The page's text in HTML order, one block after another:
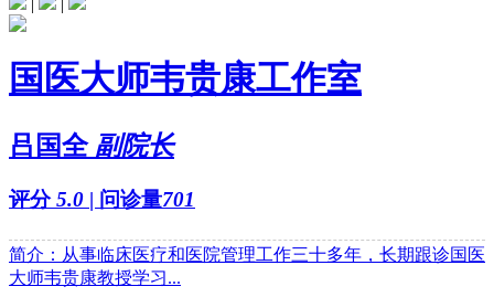
国医大师韦贵康工作室
吕国全 副院长
评分5.0 | 问诊量701
简介：从事临床医疗和医院管理工作三十多年，长期跟诊国医
大师韦贵康教授学习...